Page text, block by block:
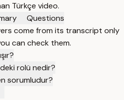
Türkçe video.
Questions
come from its transcript only
can check them.
rolü nedir?
sorumludur?